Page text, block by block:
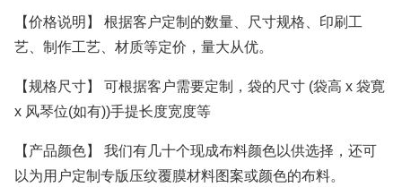
【价格说明】 根据客户定制的数量、尺寸规格、印刷工
艺、制作工艺、材质等定价，量大从优。
【规格尺寸】 可根据客户需要定制，袋的尺寸 (袋高 x 袋寛
x 风琴位(如有))手提长度宽度等
【产品颜色】 我们有几十个现成布料颜色以供选择，还可
以为用户定制专版压纹覆膜材料图案或颜色的布料。